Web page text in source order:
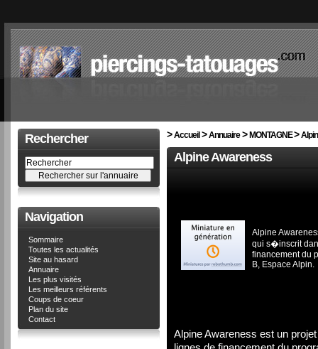
Rechercher
Navigation
Sommaire
Toutes les actualités
Site au hasard
Annuaire
Les plus visités
Les meilleurs référents
Coups de coeur
Plan du site
Contact
>Accueil>Annuaire> MONTAGNE>
Alpine Awareness
Alpine
qui s�inscrit
financement du
B, Espace Alpin.
Alpine Awareness est un